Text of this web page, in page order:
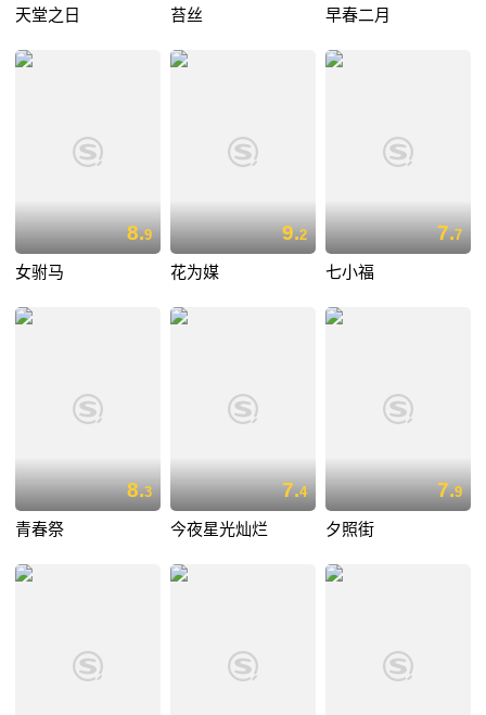
天堂之日 苔丝 早春二月
8.9
女驸马
9.2
花为媒
7.7
七小福
8.3
青春祭
7.4
今夜星光灿烂
7.9
夕照街